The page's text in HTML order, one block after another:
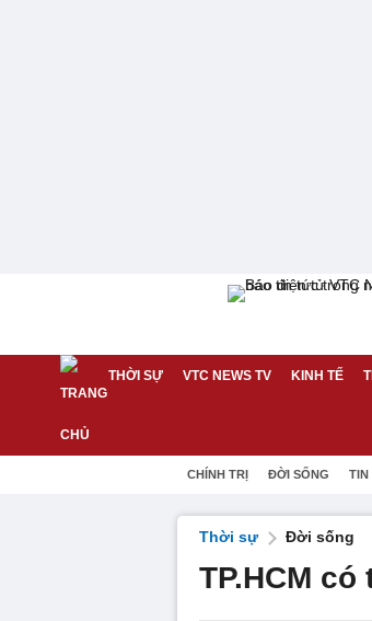
THỜI SỰ VTC NEWS TV KINH TẾ
CHÍNH TRỊ ĐỜI SỐNG TIN
Thời sự Đời sống
TP.HCM